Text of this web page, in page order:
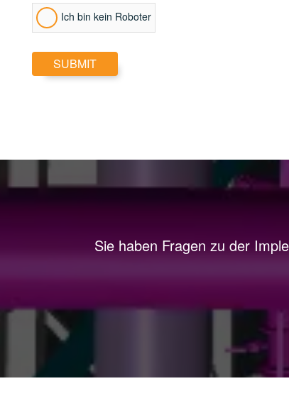
Ich bin kein Roboter
SUBMIT
Sie haben Fragen zu der